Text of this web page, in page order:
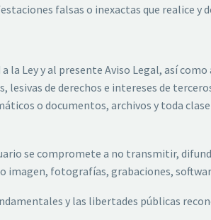
falsas o inexactas que realice y
Ley y al presente Aviso Legal, así
de derechos e intereses de
o documentos, archivos y toda
se compromete a no transmitir,
imagen, fotografías, grabaciones,
y las libertades públicas